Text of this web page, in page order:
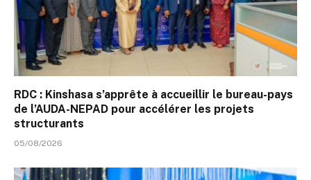
RDC : Kinshasa s’apprête à accueillir le bureau-pays
de l’AUDA-NEPAD pour accélérer les projets
structurants
05/08/2026